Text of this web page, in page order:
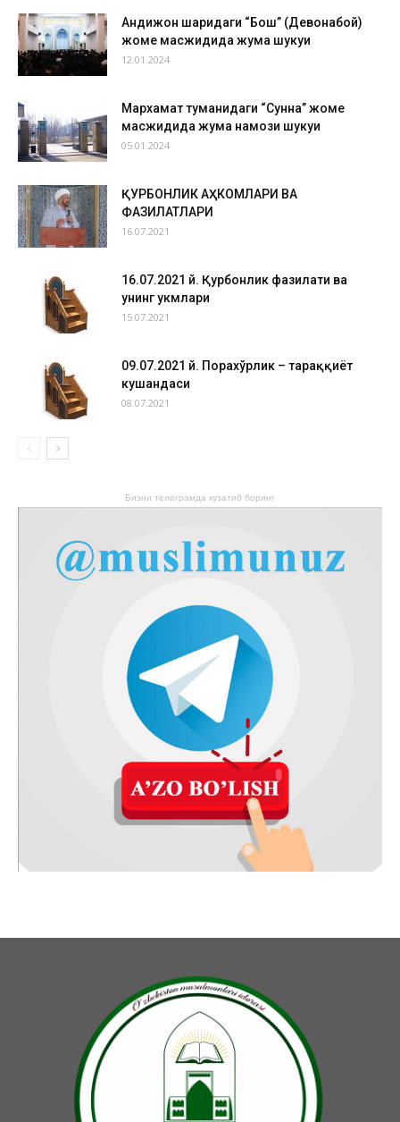
Андижон шаҳридаги “Бош” (Девонабой)
жоме масжидида жума шукуҳи
12.01.2024
Мархамат туманидаги “Сунна” жоме
масжидида жума намози шукуҳи
05.01.2024
ҚУРБОНЛИК АҲКОМЛАРИ ВА
ФАЗИЛАТЛАРИ
16.07.2021
16.07.2021 й. Қурбонлик фазилати ва
унинг ҳукмлари
15.07.2021
09.07.2021 й. Порахўрлик – тараққиёт
кушандаси
08.07.2021
Бизни телеграмда кузатиб боринг